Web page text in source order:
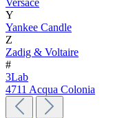
Versace
Y
Yankee Candle
Z
Zadig & Voltaire
#
3Lab
4711 Acqua Colonia